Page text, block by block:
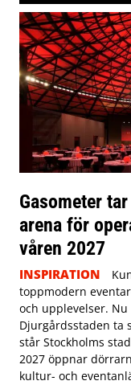
Gasometer
arena för
våren 2027
INSPIRATION
toppmodern
och upplevelser.
Djurgårdsstaden ta
står Stockholms
2027 öppnar
kultur- och